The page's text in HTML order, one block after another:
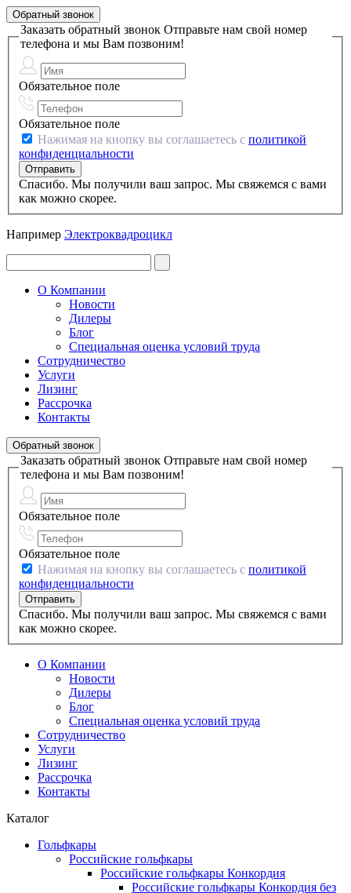
Обратный звонок
Заказать обратный звонок Отправьте нам свой номер
телефона и мы Вам позвоним!
Обязательное поле
Обязательное поле
Нажимая на кнопку вы соглашаетесь с политикой
конфиденциальности
Спасибо. Мы получили ваш запрос. Мы свяжемся с вами
как можно скорее.
Например Электроквадроцикл
О Компании
Новости
Дилеры
Блог
Специальная оценка условий труда
Сотрудничество
Услуги
Лизинг
Рассрочка
Контакты
Обратный звонок
Заказать обратный звонок Отправьте нам свой номер
телефона и мы Вам позвоним!
Обязательное поле
Обязательное поле
Нажимая на кнопку вы соглашаетесь с политикой
конфиденциальности
Спасибо. Мы получили ваш запрос. Мы свяжемся с вами
как можно скорее.
О Компании
Новости
Дилеры
Блог
Специальная оценка условий труда
Сотрудничество
Услуги
Лизинг
Рассрочка
Контакты
Каталог
Гольфкары
Российские гольфкары
Российские гольфкары Конкордия
Российские гольфкары Конкордия без